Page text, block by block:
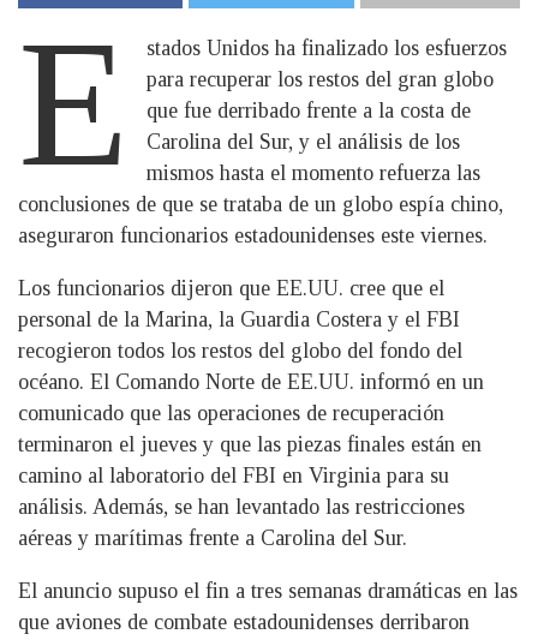
E
stados Unidos ha finalizado los esfuerzos
para recuperar los restos del gran globo
que fue derribado frente a la costa de
Carolina del Sur, y el análisis de los
mismos hasta el momento refuerza las
conclusiones de que se trataba de un globo espía chino,
aseguraron funcionarios estadounidenses este viernes.
Los funcionarios dijeron que EE.UU. cree que el
personal de la Marina, la Guardia Costera y el FBI
recogieron todos los restos del globo del fondo del
océano. El Comando Norte de EE.UU. informó en un
comunicado que las operaciones de recuperación
terminaron el jueves y que las piezas finales están en
camino al laboratorio del FBI en Virginia para su
análisis. Además, se han levantado las restricciones
aéreas y marítimas frente a Carolina del Sur.
El anuncio supuso el fin a tres semanas dramáticas en las
que aviones de combate estadounidenses derribaron